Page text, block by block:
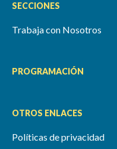
SECCIONES
Trabaja con Nosotros
PROGRAMACIÓN
OTROS ENLACES
Políticas de privacidad